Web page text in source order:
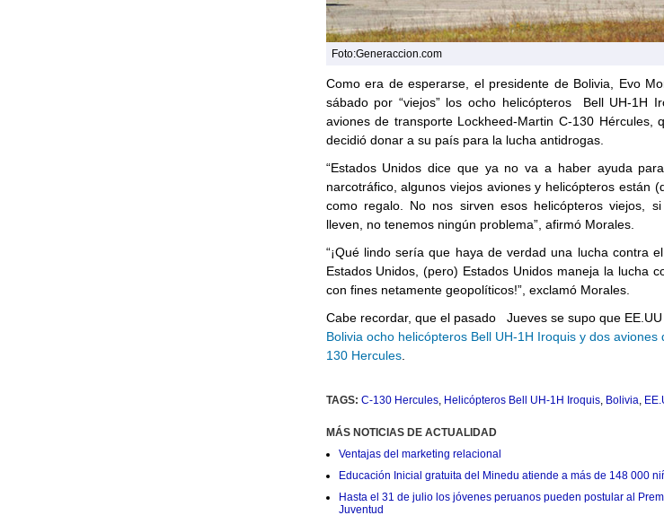
Foto:Generaccion.com
Como era de esperarse, el presidente de Bolivia, Evo
sábado por “viejos” los ocho helicópteros Bell UH-1H
aviones de transporte Lockheed-Martin C-130 Hércules,
decidió donar a su país para la lucha antidrogas.
“Estados Unidos dice que ya no va a haber ayuda
narcotráfico, algunos viejos aviones y helicópteros están
como regalo. No nos sirven esos helicópteros viejos,
lleven, no tenemos ningún problema”, afirmó Morales.
“¡Qué lindo sería que haya de verdad una lucha contra
Estados Unidos, (pero) Estados Unidos maneja la lucha
con fines netamente geopolíticos!”, exclamó Morales.
Cabe recordar, que el pasado Jueves se supo que
Bolivia ocho helicópteros Bell UH-1H Iroquis y dos aviones
130 Hercules.
TAGS: C-130 Hercules, Helicópteros Bell UH-1H Iroquis, Bolivia,
MÁS NOTICIAS DE ACTUALIDAD
Ventajas del marketing relacional
Educación Inicial gratuita del Minedu atiende a más de 148 000
Hasta el 31 de julio los jóvenes peruanos pueden postular al
Juventud